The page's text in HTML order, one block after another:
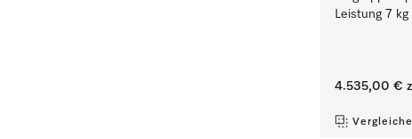
Leistung 7
4.535,00 €